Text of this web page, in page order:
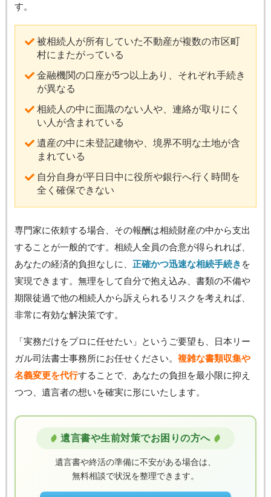
す。
被相続人が所有していた不動産が複数の市区町
村にまたがっている
金融機関の口座が5つ以上あり、それぞれ手続き
が異なる
相続人の中に面識のない人や、連絡が取りにく
い人が含まれている
遺産の中に未登記建物や、境界不明な土地が含
まれている
自分自身が平日日中に役所や銀行へ行く時間を
全く確保できない
専門家に依頼する場合、その報酬は相続財産の中から支出
することが一般的です。相続人全員の合意が得られれば、
あなたの経済的負担なしに、 正確かつ迅速な相続手続き を
実現できます。無理をして自分で抱え込み、書類の不備や
期限徒過で他の相続人から訴えられるリスクを考えれば、
非常に有効な解決策です。
「実務だけをプロに任せたい」というご要望も、日本リー
ガル司法書士事務所にお任せください。 複雑な書類収集や
名義変更を代行することで、あなたの負担を最小限に抑え
つつ、遺言者の想いを確実に形にいたします。
遺言書や生前対策でお困りの方へ
遺言書や終活の準備に不安がある場合は、
無料相談で状況を整理できます。